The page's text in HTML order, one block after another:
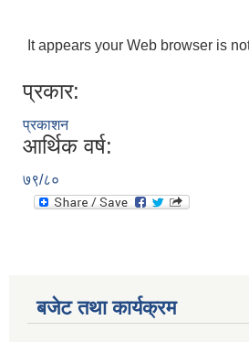
It appears your Web browser is
प्रकार:
प्रकाशन
आर्थिक वर्ष:
७९/८०
बजेट तथा कार्यक्रम